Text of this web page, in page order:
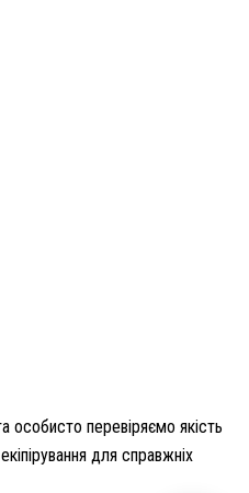
особисто перевіряємо якість
для справжніх